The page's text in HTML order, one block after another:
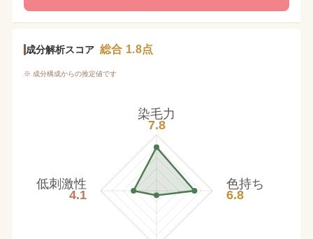
成分解析スコア 総合 1.8点
※ 成分構成からの推定値です
染毛力
7.8
色持ち
6.8
低刺激性
4.1